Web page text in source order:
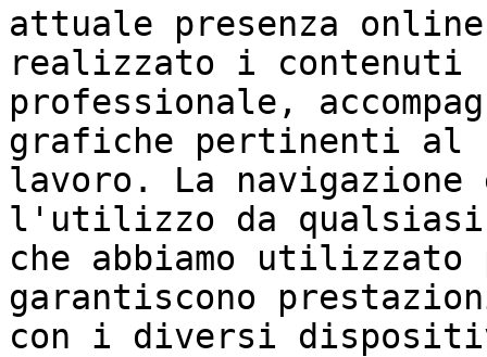
attuale presenza
realizzato i contenuti
professionale,
grafiche pertinenti al
lavoro. La
l'utilizzo da qualsiasi
che abbiamo
garantiscono
con i diversi